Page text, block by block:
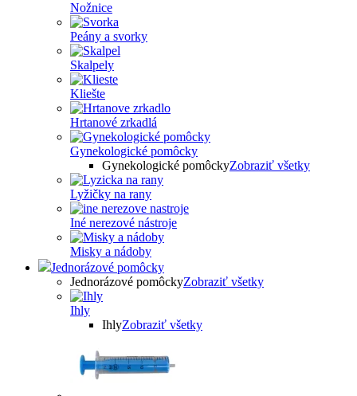
Nožnice
Peány a svorky
Skalpely
Kliešte
Hrtanové zrkadlá
Gynekologické pomôcky
Gynekologické pomôckyZobraziť všetky
Lyžičky na rany
Iné nerezové nástroje
Misky a nádoby
Jednorázové pomôcky
Jednorázové pomôckyZobraziť všetky
Ihly
IhlyZobraziť všetky